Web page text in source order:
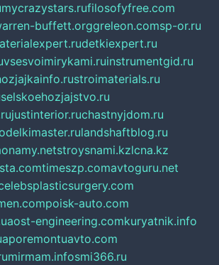
mycrazystars.rufilosofyfree.com
buffett.orggreleon.comsp-or.ru
detkiexpert.ru
vsesvoimirykami.ruinstrumentgid.ru
stroimaterials.ru
selskoehozjajstvo.ru
justinterior.ruchastnyjdom.ru
landshaftblog.ru
stroysnami.kzlcna.kz
timeszp.comavtoguru.net
poisk-auto.com
ost-engineering.comkuryatnik.info
poremontuavto.com
mirmam.infosmi366.ru